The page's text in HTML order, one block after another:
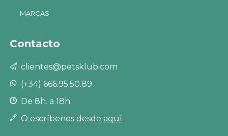
MARCAS
Contacto
clientes@petsklub.com
(+34) 666.95.50.89
De 8h. a 18h.
O escríbenos desdeaquí.